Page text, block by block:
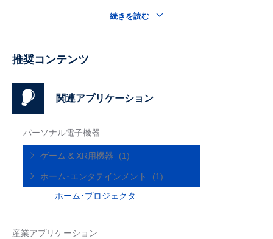
続きを読む
推奨コンテンツ
関連アプリケーション
パーソナル電子機器
ゲーム & XR用機器 (1)
ホーム･エンタテインメント
(1)
ホーム･プロジェクタ
産業アプリケーション